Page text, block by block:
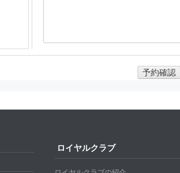
予約確認
ロイヤルクラブ